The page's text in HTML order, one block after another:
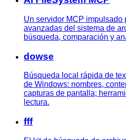
Un servidor MCP impulsado
avanzadas del sistema de
búsqueda, comparación y
dowse
Búsqueda local rápida de
de Windows: nombres,
capturas de pantalla;
lectura.
fff